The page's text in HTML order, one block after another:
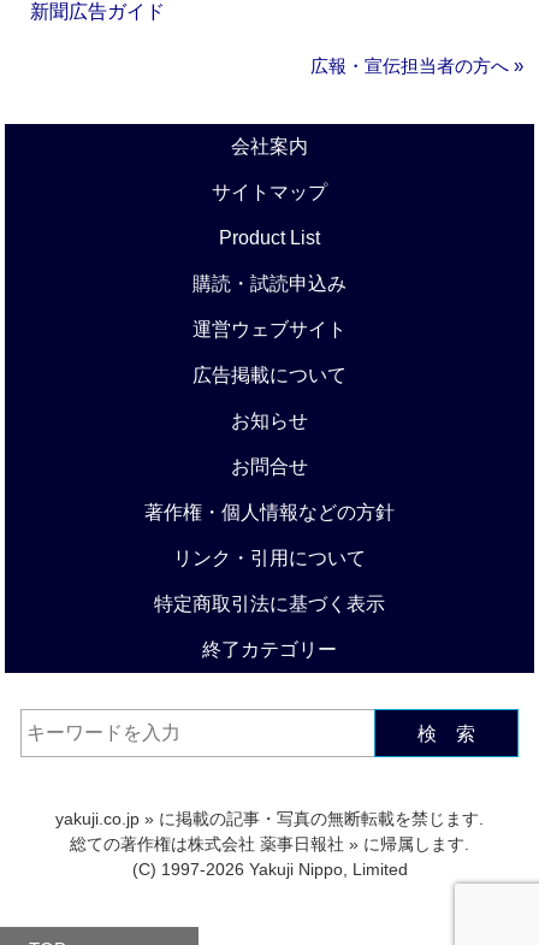
新聞広告ガイド
広報・宣伝担当者の方へ »
会社案内
サイトマップ
Product List
購読・試読申込み
運営ウェブサイト
広告掲載について
お知らせ
お問合せ
著作権・個人情報などの方針
リンク・引用について
特定商取引法に基づく表示
終了カテゴリー
検 索
yakuji.co.jp » に掲載の記事・写真の無断転載を禁じます.
総ての著作権は株式会社 薬事日報社 » に帰属します.
(C) 1997-2026 Yakuji Nippo, Limited